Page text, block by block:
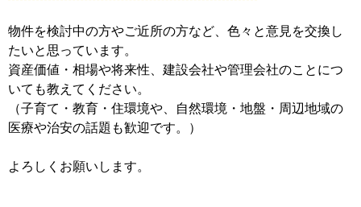
物件を検討中の方やご近所の方など、色々と意見を交換し
たいと思っています。
資産価値・相場や将来性、建設会社や管理会社のことにつ
いても教えてください。
（子育て・教育・住環境や、自然環境・地盤・周辺地域の
医療や治安の話題も歓迎です。）
よろしくお願いします。